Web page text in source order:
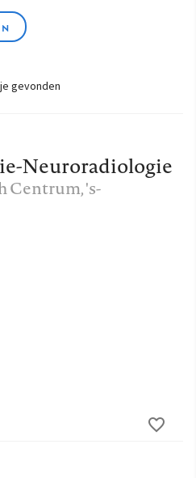
gevonden
Neuroradiologie
Centrum, 's-